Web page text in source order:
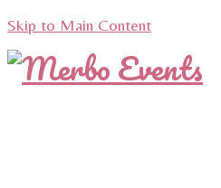
Skip to Main Content